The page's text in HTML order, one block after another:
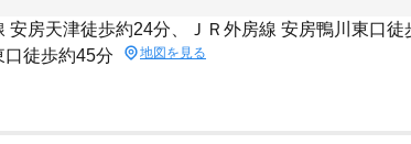
安房天津徒歩約24分、ＪＲ外房線 安房鴨川東口徒
口徒歩約45分
地図を見る